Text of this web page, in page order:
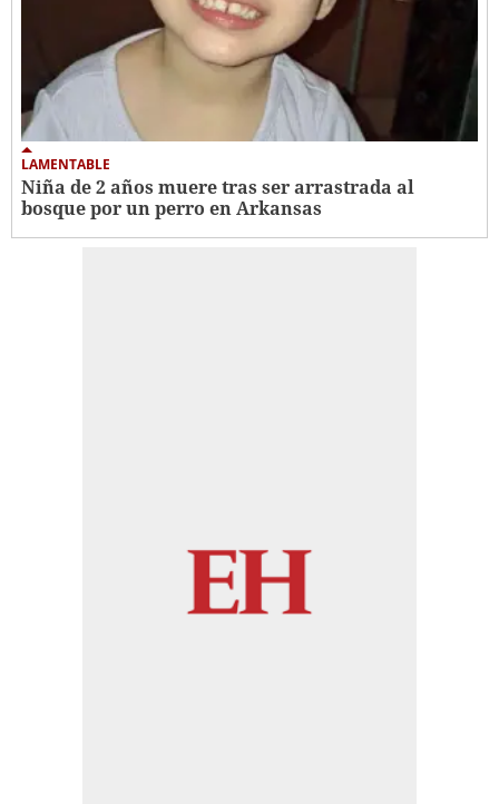
LAMENTABLE
Niña de 2 años muere tras ser arrastrada al
bosque por un perro en Arkansas